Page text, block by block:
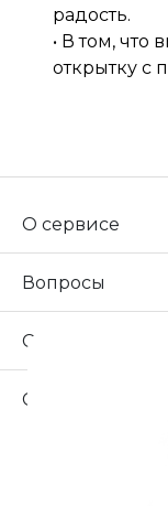
радость.
• В том, что
открытку с
О сервисе
Вопросы
Сотрудничество
Свяжитесь с